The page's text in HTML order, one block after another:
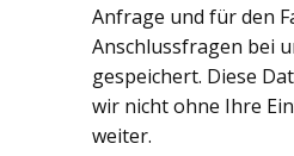
Anfrage und für den
Anschlussfragen bei
gespeichert. Diese
wir nicht ohne Ihre
weiter.